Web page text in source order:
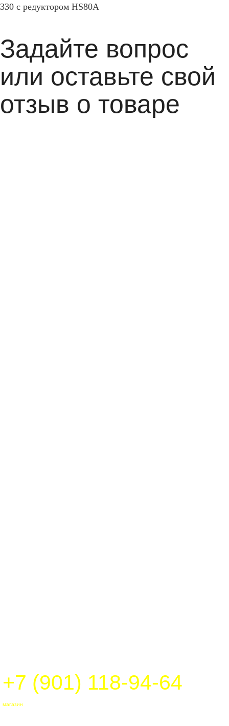
330 с редуктором HS80A
Задайте вопрос
или оставьте свой
отзыв о товаре
+7 (901) 118-94-64
магазин